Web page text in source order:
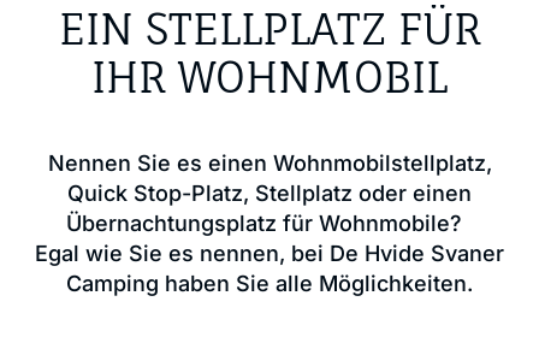
EIN STELLPLATZ FÜR
IHR WOHNMOBIL
Nennen Sie es einen Wohnmobilstellplatz,
Quick Stop-Platz, Stellplatz oder einen
Übernachtungsplatz für Wohnmobile?
Egal wie Sie es nennen, bei De Hvide Svaner
Camping haben Sie alle Möglichkeiten.